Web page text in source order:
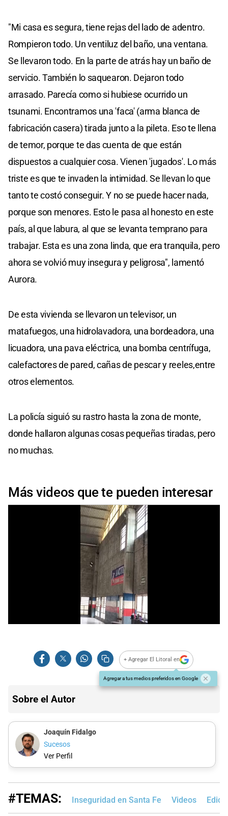
"Mi casa es segura, tiene rejas del lado de adentro.
Rompieron todo. Un ventiluz del baño, una ventana.
Se llevaron todo. En la parte de atrás hay un baño de
servicio. También lo saquearon. Dejaron todo
arrasado. Parecía como si hubiese ocurrido un
tsunami. Encontramos una 'faca' (arma blanca de
fabricación casera) tirada junto a la pileta. Eso te llena
de temor, porque te das cuenta de que están
dispuestos a cualquier cosa. Vienen 'jugados'. Lo más
triste es que te invaden la intimidad. Se llevan lo que
tanto te costó conseguir. Y no se puede hacer nada,
porque son menores. Esto le pasa al honesto en este
país, al que labura, al que se levanta temprano para
trabajar. Esta es una zona linda, que era tranquila, pero
ahora se volvió muy insegura y peligrosa", lamentó
Aurora.
De esta vivienda se llevaron un televisor, un
matafuegos, una hidrolavadora, una bordeadora, una
licuadora, una pava eléctrica, una bomba centrífuga,
calefactores de pared, cañas de pescar y reeles,entre
otros elementos.
La policía siguió su rastro hasta la zona de monte,
donde hallaron algunas cosas pequeñas tiradas, pero
no muchas.
Más videos que te pueden interesar
+ Agregar El Litoral en
Agregar a tus medios preferidos en Google
Sobre el Autor
Joaquín Fidalgo
Sucesos
Ver Perfil
#TEMAS: Inseguridad en Santa Fe Videos